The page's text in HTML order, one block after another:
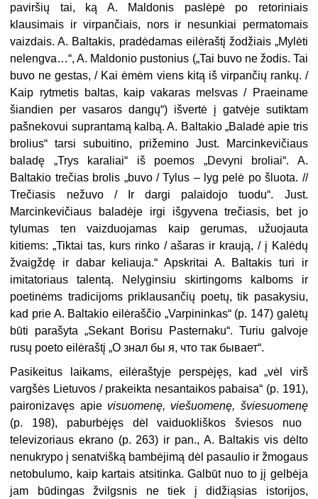
paviršių tai, ką A. Maldonis paslėpė po retoriniais
klausimais ir virpančiais, nors ir nesunkiai permatomais
vaizdais. A. Baltakis, pradėdamas eilėraštį žodžiais „Mylėti
nelengva…“, A. Maldonio pustonius („Tai buvo ne žodis. Tai
buvo ne gestas, / Kai ėmėm viens kitą iš virpančių rankų. /
Kaip rytmetis baltas, kaip vakaras melsvas / Praeiname
šiandien per vasaros dangų“) išvertė į gatvėje sutiktam
pašnekovui suprantamą kalbą. A. Baltakio „Baladė apie tris
brolius“ tarsi subuitino, prižemino Just. Marcinkevičiaus
baladę „Trys karaliai“ iš poemos „Devyni broliai“. A.
Baltakio trečias brolis „buvo / Tylus – lyg pelė po šluota. //
Trečiasis nežuvo / Ir dargi palaidojo tuodu“. Just.
Marcinkevičiaus baladėje irgi išgyvena trečiasis, bet jo
tylumas ten vaizduojamas kaip gerumas, užuojauta
kitiems: „Tiktai tas, kurs rinko / ašaras ir kraują, / į Kalėdų
žvaigždę ir dabar keliauja.“ Apskritai A. Baltakis turi ir
imitatoriaus talentą. Nelyginsiu skirtingoms kalboms ir
poetinėms tradicijoms priklausančių poetų, tik pasakysiu,
kad prie A. Baltakio eilėraščio „Varpininkas“ (p. 147) galėtų
būti parašyta „Sekant Borisu Pasternaku“. Turiu galvoje
rusų poeto eilėraštį „Ознал бы я, что так бывает“.
Pasikeitus laikams, eilėraštyje perspėjęs, kad „vėl virš
vargšės Lietuvos / prakeikta nesantaikos pabaisa“ (p. 191),
paironizavęs apie visuomenę, viešuomenę, šviesuomenę
(p. 198), paburbėjęs dėl vaiduokliškos šviesos nuo
televizoriaus ekrano (p. 263) ir pan., A. Baltakis vis dėlto
nenukrypo į senatvišką bambėjimą dėl pasaulio ir žmogaus
netobulumo, kaip kartais atsitinka. Galbūt nuo to jį gelbėja
jam būdingas žvilgsnis ne tiek į didžiąsias istorijos,